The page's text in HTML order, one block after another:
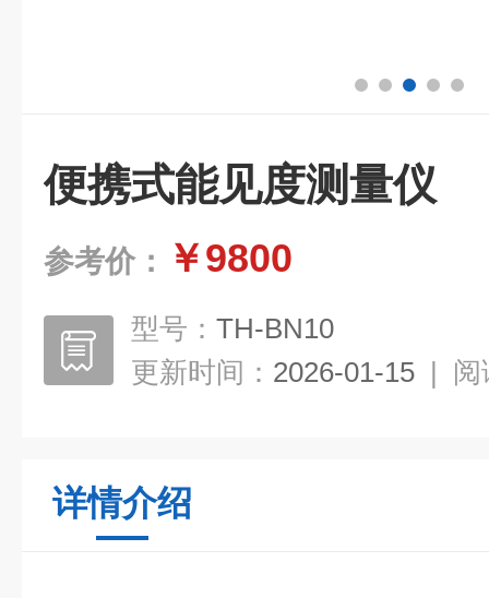
便携式能见度测量仪
参考价： ￥9800
型号： TH-BN10
更新时间： 2026-01-15 | 阅
详情介绍